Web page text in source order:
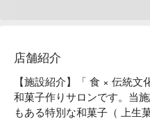
店舗紹介
【施設紹介】「 食 × 伝統
和菓子作りサロンです。当
もある特別な和菓子（ 上生